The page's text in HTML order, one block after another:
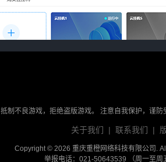
抵制不良游戏，拒绝盗版游戏。 注意自我保护，谨
关于我们 | 联系我们 |
Copyright © 2026 重庆重橙网络科技有限公司.
举报电话：021-50643539 （周一至